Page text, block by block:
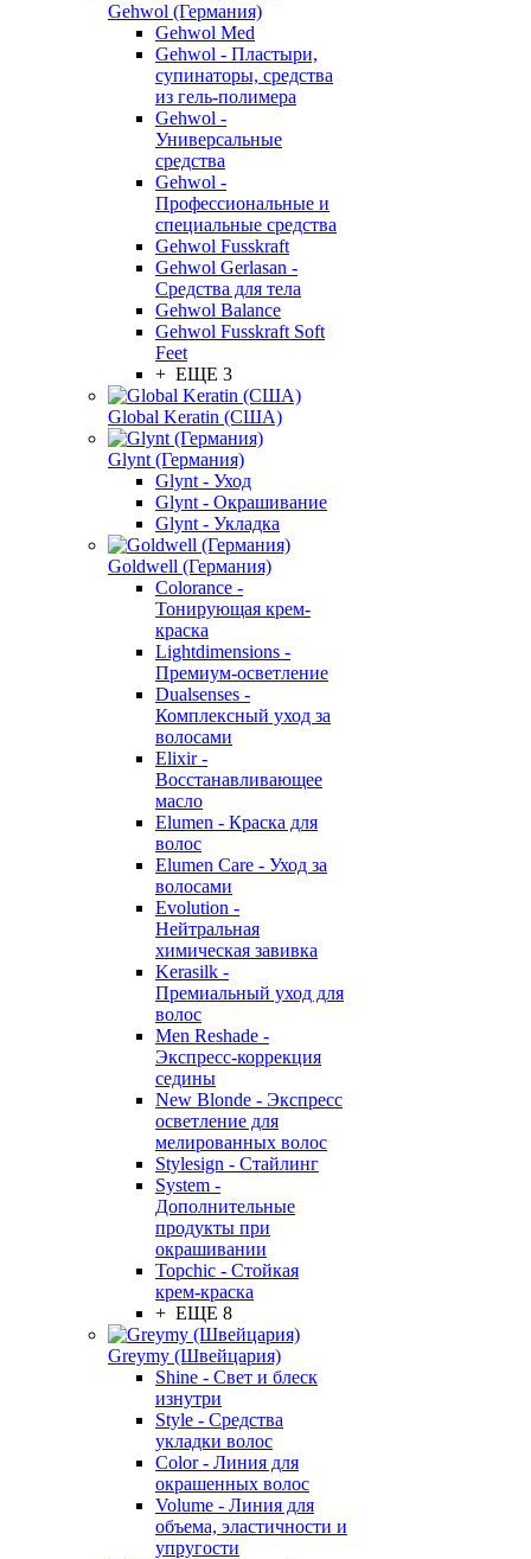
Gehwol (Германия)
Gehwol Med
Gehwol - Пластыри,
супинаторы, средства
из гель-полимера
Gehwol -
Универсальные
средства
Gehwol -
Профессиональные и
специальные средства
Gehwol Fusskraft
Gehwol Gerlasan -
Средства для тела
Gehwol Balance
Gehwol Fusskraft Soft
Feet
+ ЕЩЕ 3
Global Keratin (США)
Glynt (Германия)
Glynt - Уход
Glynt - Окрашивание
Glynt - Укладка
Goldwell (Германия)
Colorance -
Тонирующая крем-
краска
Lightdimensions -
Премиум-осветление
Dualsenses -
Комплексный уход за
волосами
Elixir -
Восстанавливающее
масло
Elumen - Краска для
волос
Elumen Care - Уход за
волосами
Evolution -
Нейтральная
химическая завивка
Kerasilk -
Премиальный уход для
волос
Men Reshade -
Экспресс-коррекция
седины
New Blonde - Экспресс
осветление для
мелированных волос
Stylesign - Стайлинг
System -
Дополнительные
продукты при
окрашивании
Topchic - Стойкая
крем-краска
+ ЕЩЕ 8
Greymy (Швейцария)
Shine - Свет и блеск
изнутри
Style - Средства
укладки волос
Color - Линия для
окрашенных волос
Volume - Линия для
объема, эластичности и
упругости